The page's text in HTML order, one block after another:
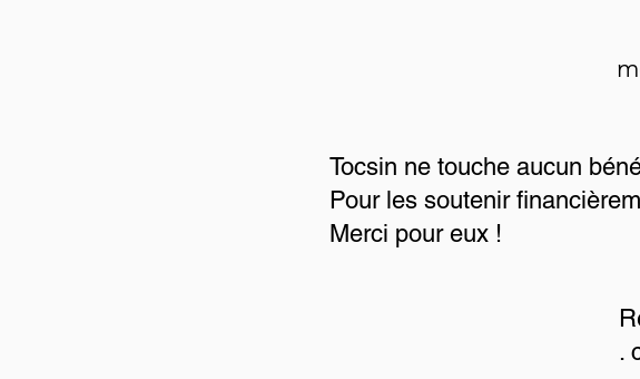
Tocsin ne touche aucun
Pour les soutenir
Merci pour eux !
.